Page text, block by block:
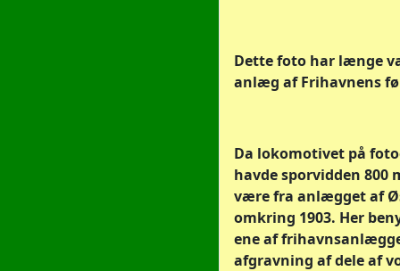
Dette foto har længe
anlæg af Frihavnens
Da lokomotivet på
havde sporvidden 800
være fra anlægget af
omkring 1903. Her
ene af
afgravning af dele af